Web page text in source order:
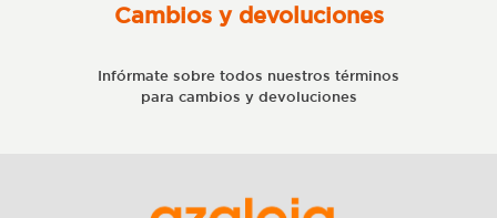
Cambios y devoluciones
Infórmate sobre todos nuestros términos
para cambios y devoluciones